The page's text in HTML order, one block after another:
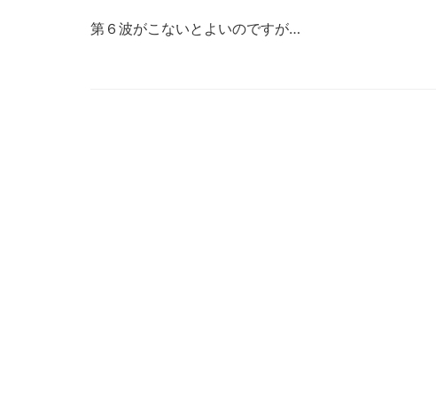
第６波がこないとよいのですが…